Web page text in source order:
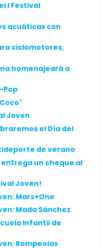
I Festival
acuáticas con
ciclomotores,
homenajeará a
Pop
Joven
el Día del
de verano
entrega un cheque al
Joven!
Mars+One
Mada Sánchez
Infantil de
Rompeolas